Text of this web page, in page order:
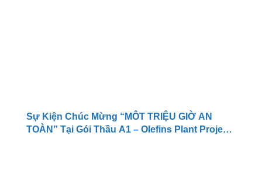
Sự Kiện Chúc Mừng “MÔT TRIỆU GIỜ AN
TOÀN” Tại Gói Thầu A1 – Olefins Plant Project